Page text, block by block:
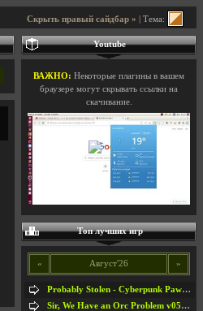
Скрыть правый сайдбар » | Тема:
Youtube
ВАЖНО: Некоторые плагины в вашем
браузере могут скрывать ссылки на
скачивание.
Топ лучших игр
« Август'26 »
Probably Stolen - Cyberpunk Pawnshop Simulator v048c [Playtest]
Sir, We Have an Orc Problem v05.08.2026